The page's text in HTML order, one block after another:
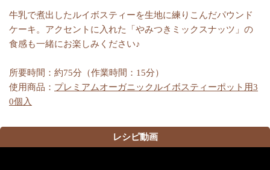
牛乳で煮出したルイボスティーを生地に練りこんだパウンド
ケーキ。アクセントに入れた「やみつきミックスナッツ」の
食感も一緒にお楽しみください♪
所要時間：約75分（作業時間：15分）
使用商品： プレミアムオーガニックルイボスティーポット用3
0個入
レシピ動画